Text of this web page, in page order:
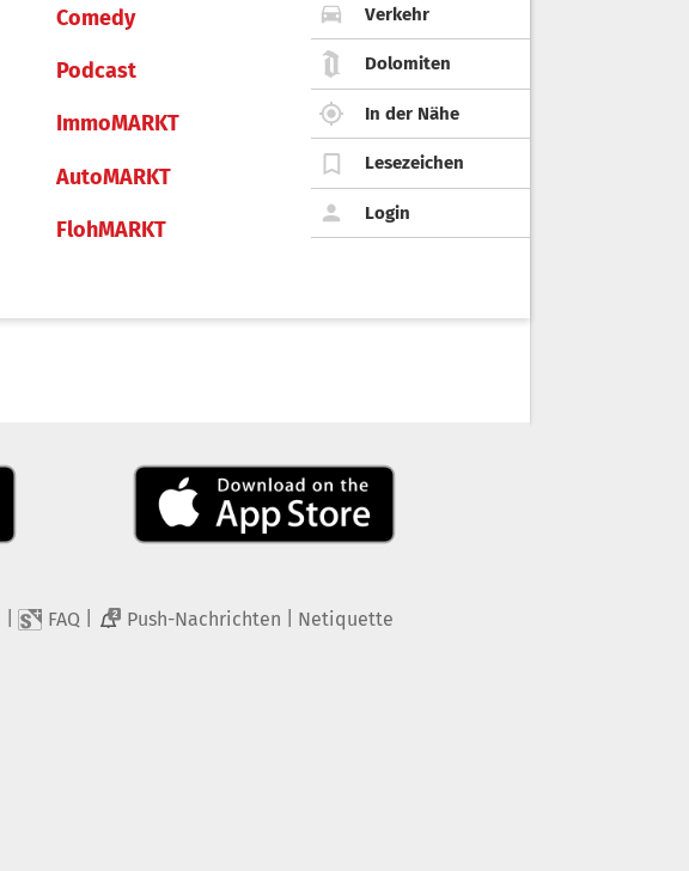
Comedy
Podcast
ImmoMARKT
AutoMARKT
FlohMARKT
Verkehr
Dolomiten
In der Nähe
Lesezeichen
Login
FAQ 2 Push-Nachrichten Netiquette